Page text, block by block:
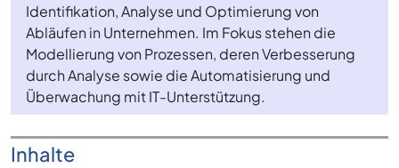
Identifikation, Analyse und Optimierung von
Abläufen in Unternehmen. Im Fokus stehen die
Modellierung von Prozessen, deren Verbesserung
durch Analyse sowie die Automatisierung und
Überwachung mit IT-Unterstützung.
Inhalte